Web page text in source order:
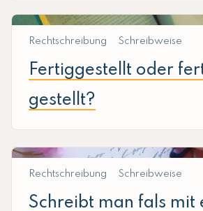
Rechtschreibung Schreibweise
Fertiggestellt oder
gestellt?
Rechtschreibung Schreibweise
Schreibt man fals mit